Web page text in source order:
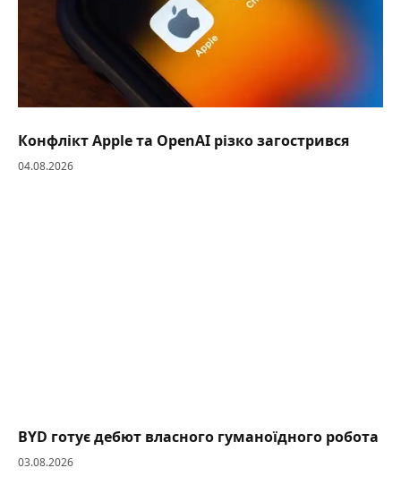
Конфлікт Apple та OpenAI різко загострився
04.08.2026
BYD готує дебют власного гуманоїдного робота
03.08.2026